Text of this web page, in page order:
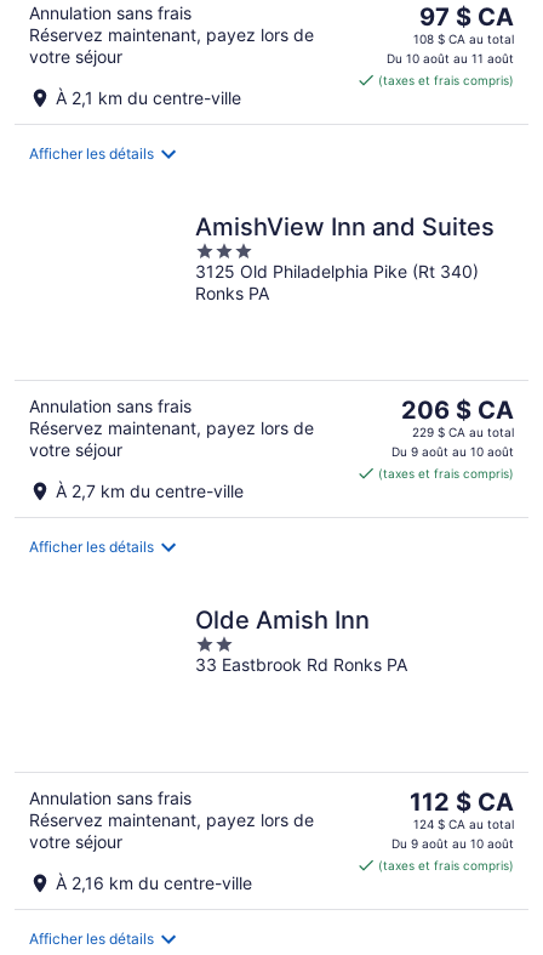
Annulation sans frais
Réservez maintenant, payez lors de
votre séjour
À 2,1 km du centre-ville
Le
prix
est
de 97 $ CA
97 $ CA
108 $ CA au total
Du 10 août au 11 août
(taxes et frais compris)
Afficher les détails
AmishView Inn and Suites
3
out
of
3125 Old Philadelphia Pike (Rt 340)
Ronks PA
Annulation sans frais
Réservez maintenant, payez lors de
votre séjour
À 2,7 km du centre-ville
Le
prix
est
de 206 $ CA
206 $ CA
229 $ CA au total
Du 9 août au 10 août
(taxes et frais compris)
Afficher les détails
Olde Amish Inn
2
out
33 Eastbrook Rd Ronks PA
Annulation sans frais
Réservez maintenant, payez lors de
votre séjour
À 2,16 km du centre-ville
Le
prix
est
de 112 $ CA
112 $ CA
124 $ CA au total
Du 9 août au 10 août
(taxes et frais compris)
Afficher les détails